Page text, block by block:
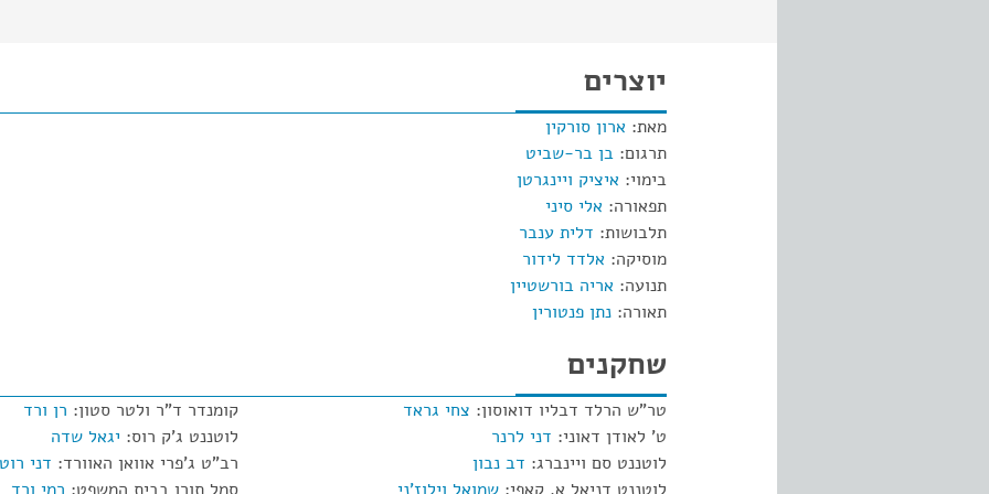
יוצרים
מאת: ארון סורקין
תרגום: בן בר-שביט
בימוי: איציק ויינגרטן
תפאורה: אלי סיני
תלבושות: דלית ענבר
מוסיקה: אלדד לידור
תנועה: אריה בורשטיין
תאורה: נתן פנטורין
שחקנים
טר"ש הרלד דבליו דואוסון: צחי גראד
ט' לאודן דאוני: דני לרנר
לוטננט סם ויינברג: דב נבון
קומנדר ד"ר ולטר סטון: רן ורד
לוטננט ג'ק רוס: יגאל שדה
רב"ט ג'פרי אוואן האוורד: דני